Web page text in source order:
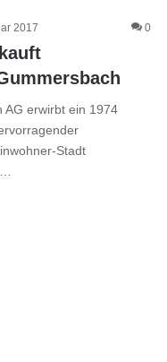
2017 0
AG erwirbt ein 1974
Stadt